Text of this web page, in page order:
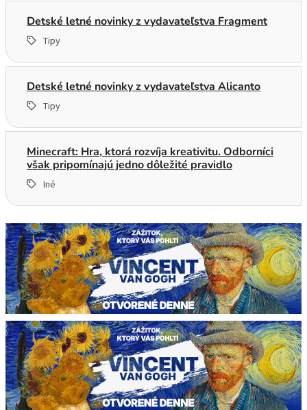
Detské letné novinky z vydavateľstva Fragment
Tipy
Detské letné novinky z vydavateľstva Alicanto
Tipy
Minecraft: Hra, ktorá rozvíja kreativitu. Odborníci
však pripomínajú jedno dôležité pravidlo
Iné